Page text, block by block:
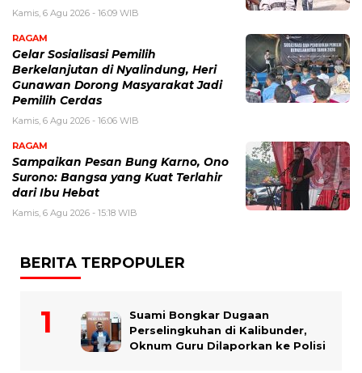
Kamis, 6 Agu 2026 - 16:09 WIB
RAGAM
Gelar Sosialisasi Pemilih
Berkelanjutan di Nyalindung, Heri
Gunawan Dorong Masyarakat Jadi
Pemilih Cerdas
Kamis, 6 Agu 2026 - 16:06 WIB
RAGAM
Sampaikan Pesan Bung Karno, Ono
Surono: Bangsa yang Kuat Terlahir
dari Ibu Hebat
Kamis, 6 Agu 2026 - 15:18 WIB
BERITA TERPOPULER
Suami Bongkar Dugaan
Perselingkuhan di Kalibunder,
Oknum Guru Dilaporkan ke Polisi